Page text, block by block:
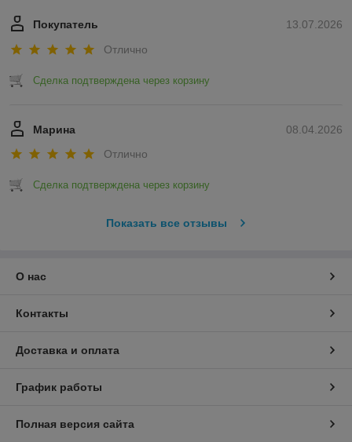
13.07.2026
Покупатель
Отлично
Сделка подтверждена через корзину
08.04.2026
Марина
Отлично
Сделка подтверждена через корзину
Показать все отзывы
О нас
Контакты
Доставка и оплата
График работы
Полная версия сайта